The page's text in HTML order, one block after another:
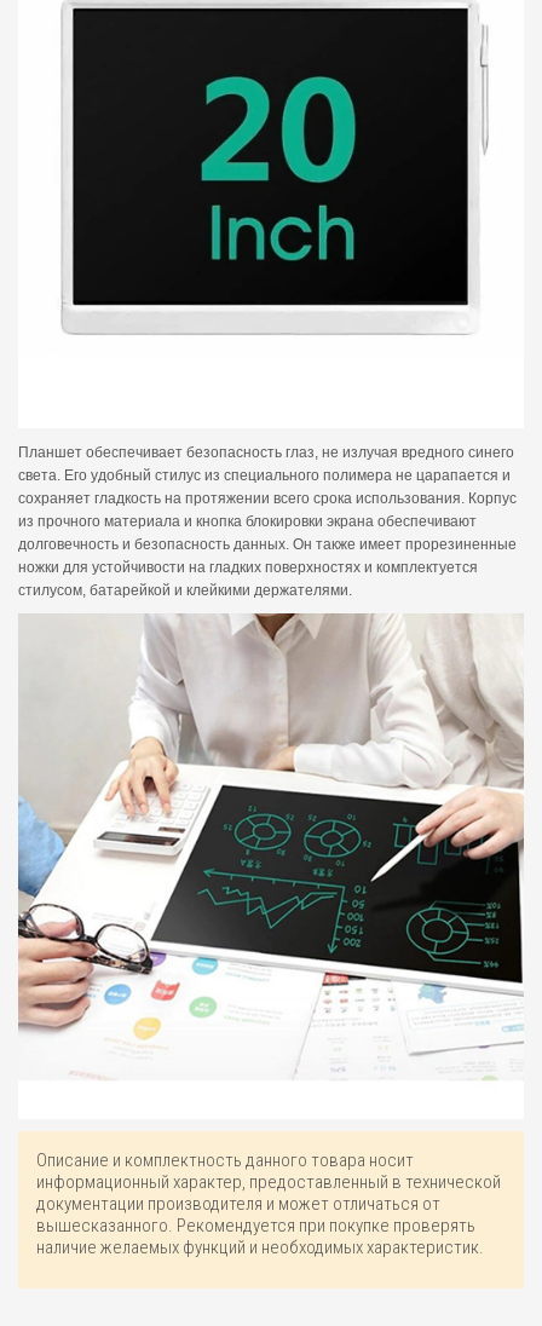
Планшет обеспечивает безопасность глаз, не излучая вредного синего
света. Его удобный стилус из специального полимера не царапается и
сохраняет гладкость на протяжении всего срока использования. Корпус
из прочного материала и кнопка блокировки экрана обеспечивают
долговечность и безопасность данных. Он также имеет прорезиненные
ножки для устойчивости на гладких поверхностях и комплектуется
стилусом, батарейкой и клейкими держателями.
Описание и комплектность данного товара носит
информационный характер, предоставленный в технической
документации производителя и может отличаться от
вышесказанного. Рекомендуется при покупке проверять
наличие желаемых функций и необходимых характеристик.